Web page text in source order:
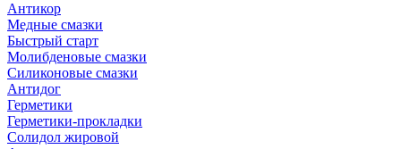
Антикор
Медные смазки
Быстрый старт
Молибденовые смазки
Силиконовые смазки
Антидог
Герметики
Герметики-прокладки
Солидол жировой